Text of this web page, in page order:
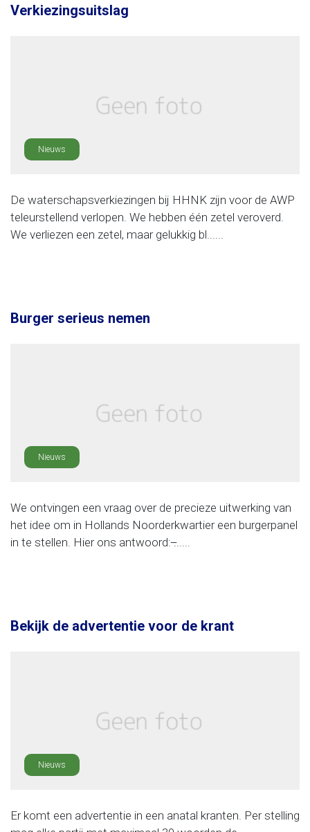
Verkiezingsuitslag
Nieuws
De waterschapsverkiezingen bij HHNK zijn voor de AWP
teleurstellend verlopen. We hebben één zetel veroverd.
We verliezen een zetel, maar gelukkig bl......
Burger serieus nemen
Nieuws
We ontvingen een vraag over de precieze uitwerking van
het idee om in Hollands Noorderkwartier een burgerpanel
in te stellen. Hier ons antwoord: ̶......
Bekijk de advertentie voor de krant
Nieuws
Er komt een advertentie in een anatal kranten. Per stelling